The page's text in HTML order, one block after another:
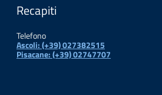
Recapiti
Telefono
Ascoli: (+39) 027382515
Pisacane: (+39) 02747707